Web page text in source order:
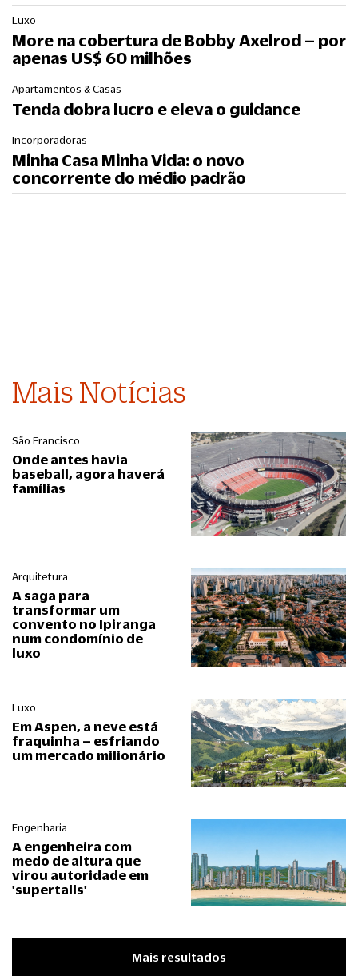
Luxo
More na cobertura de Bobby Axelrod – por
apenas US$ 60 milhões
Apartamentos & Casas
Tenda dobra lucro e eleva o guidance
Incorporadoras
Minha Casa Minha Vida: o novo
concorrente do médio padrão
Mais Notícias
São Francisco
Onde antes havia
baseball, agora haverá
famílias
Arquitetura
A saga para
transformar um
convento no Ipiranga
num condomínio de
luxo
Luxo
Em Aspen, a neve está
fraquinha – esfriando
um mercado milionário
Engenharia
A engenheira com
medo de altura que
virou autoridade em
'supertalls'
Mais resultados